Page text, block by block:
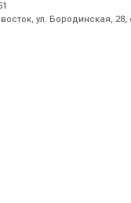
ул. Бородинская, 28,